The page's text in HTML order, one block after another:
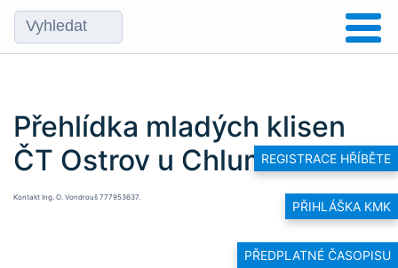
REGISTRACE HŘÍBĚTE
PŘIHLÁŠKA KMK
PŘEDPLATNÉ ČASOPISU
Přehlídka mladých klisen
ČT Ostrov u Chlumce n. C.
Kontakt Ing. O. Vondrouš 777953637.